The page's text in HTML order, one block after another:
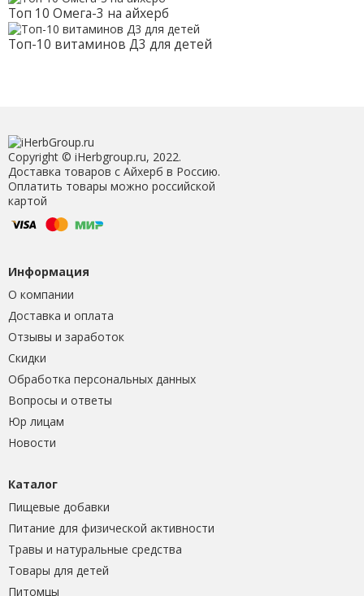
Топ 10 Омега-3 на айхерб
Топ-10 витаминов Д3 для детей
Copyright © iHerbgroup.ru, 2022.
Доставка товаров с Айхерб в Россию.
Оплатить товары можно российской
картой
Информация
О компании
Доставка и оплата
Отзывы и заработок
Скидки
Обработка персональных данных
Вопросы и ответы
Юр лицам
Новости
Каталог
Пищевые добавки
Питание для физической активности
Травы и натуральные средства
Товары для детей
Питомцы